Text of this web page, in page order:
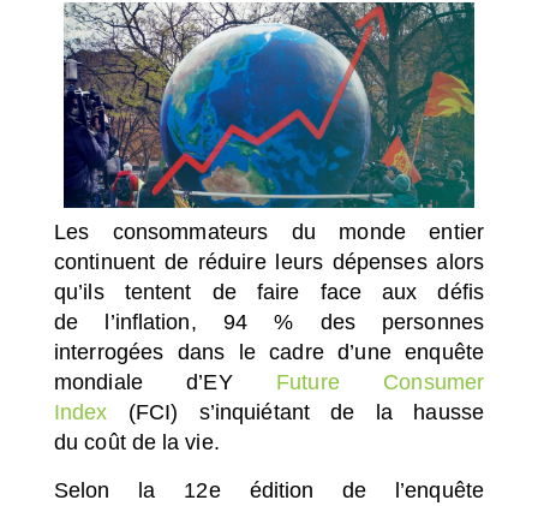
Les consommateurs du monde entier
continuent de réduire leurs dépenses alors
qu’ils tentent de faire face aux défis
de l’inflation, 94 % des personnes
interrogées dans le cadre d’une enquête
mondiale d’EY Future Consumer
Index (FCI) s’inquiétant de la hausse
du coût de la vie.
Selon la 12e édition de l’enquête